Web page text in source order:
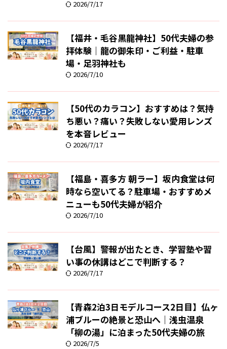
2026/7/17
【福井・毛谷黒龍神社】50代夫婦の参
拝体験｜龍の御朱印・ご利益・駐車
場・足羽神社も
2026/7/10
【50代のカラコン】おすすめは？気持
ち悪い？痛い？失敗しない愛用レンズ
を本音レビュー
2026/7/17
【福島・喜多方 朝ラー】坂内食堂は何
時なら空いてる？駐車場・おすすめメ
ニューも50代夫婦が紹介
2026/7/10
【台風】警報が出たとき、学習塾や習
い事の休講はどこで判断する？
2026/7/17
【青森2泊3日モデルコース2日目】仏ヶ
浦ブルーの絶景と恐山へ｜浅虫温泉
「柳の湯」に泊まった50代夫婦の旅
2026/7/5